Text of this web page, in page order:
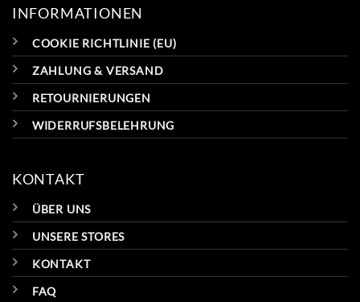
INFORMATIONEN
COOKIE RICHTLINIE (EU)
ZAHLUNG & VERSAND
RETOURNIERUNGEN
WIDERRUFSBELEHRUNG
KONTAKT
ÜBER UNS
UNSERE STORES
KONTAKT
FAQ